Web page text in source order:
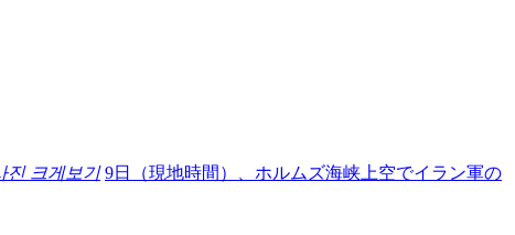
진 크게보기 9日（現地時間）、ホルムズ海峡上空でイラン軍の